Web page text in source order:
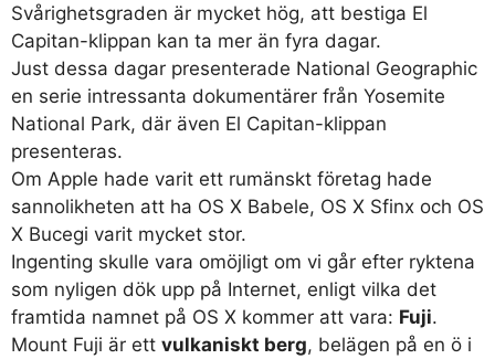
Svårighetsgraden är mycket hög, att bestiga El
Capitan-klippan kan ta mer än fyra dagar.
Just dessa dagar presenterade National Geographic
en serie intressanta dokumentärer från Yosemite
National Park, där även El Capitan-klippan
presenteras.
Om Apple hade varit ett rumänskt företag hade
sannolikheten att ha OS X Babele, OS X Sfinx och OS
X Bucegi varit mycket stor.
Ingenting skulle vara omöjligt om vi går efter ryktena
som nyligen dök upp på Internet, enligt vilka det
framtida namnet på OS X kommer att vara: Fuji.
Mount Fuji är ett vulkaniskt berg, belägen på en ö i